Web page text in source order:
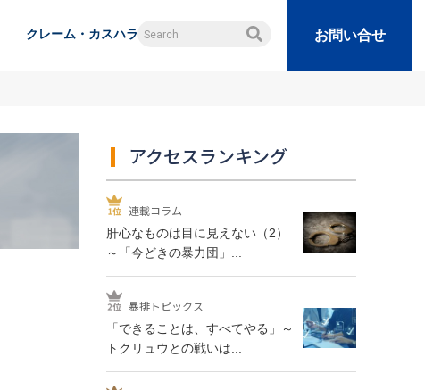
クレーム・カスハラ お問い合せ
アクセスランキング
連載コラム
肝心なものは目に見えない（2）
～「今どきの暴力団」...
暴排トピックス
「できることは、すべてやる」～
トクリュウとの戦いは...